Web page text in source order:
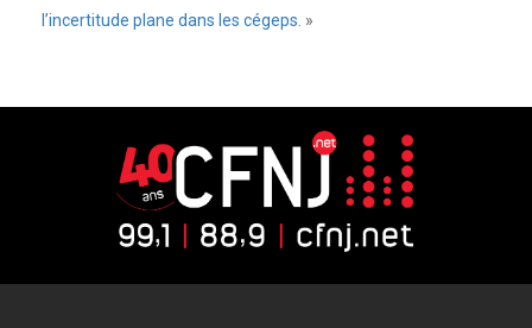
l’incertitude plane dans les cégeps. »